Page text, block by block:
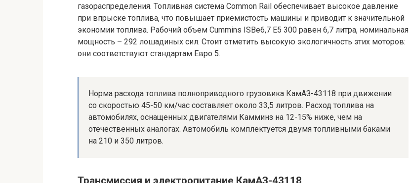
газораспределения. Топливная система Common Rail обеспечивает высокое давление
при впрыске топлива, что повышает приемистость машины и приводит к значительной
экономии топлива. Рабочий объем Cummins ISBe6,7 Е5 300 равен 6,7 литра, номинальная
мощность – 292 лошадиных сил. Стоит отметить высокую экологичность этих моторов:
они соответствуют стандартам Евро 5.
Норма расхода топлива полноприводного грузовика КамАЗ-43118 при движении
со скоростью 45-50 км/час составляет около 33,5 литров. Расход топлива на
автомобилях, оснащенных двигателями Камминз на 12-15% ниже, чем на
отечественных аналогах. Автомобиль комплектуется двумя топливными баками
на 210 и 350 литров.